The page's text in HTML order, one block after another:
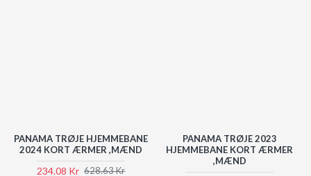
PANAMA TRØJE HJEMMEBANE
2024 KORT ÆRMER ,MÆND
234.08 Kr 628.63 Kr
PANAMA TRØJE 2023
HJEMMEBANE KORT ÆRMER
,MÆND